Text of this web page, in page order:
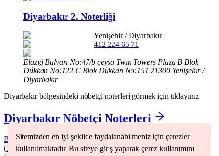
Sitemizden en iyi şekilde faydalanabilmeniz için çerezler
kullanılmaktadır. Bu siteye giriş yaparak çerez kullanımını
Diyarbakır 2. Noterliği
Yenişehir/Diyarbakır
412 224 65 71
Elazığ Bulvarı No:47/b çeysa Twın Towers Plaza B Blok
Dükkan No:122 C Blok Dükkan No:151 21300 Yenişehir /
Diyarbakır
Diyarbakırbölgesindeki nöbetçi noterleri görmek için tıklayınız
Diyarbakır Nöbetçi Noterleri
Bağlar(3)Bismil( 1)Çermik( 1)Çınar(1)Çüngüş (1)Dicle(1)Eğil
(1 Ergani(1)Hani(1 )Hazro(1) Kayapınar(3 )Kocaköy(1)Kulp